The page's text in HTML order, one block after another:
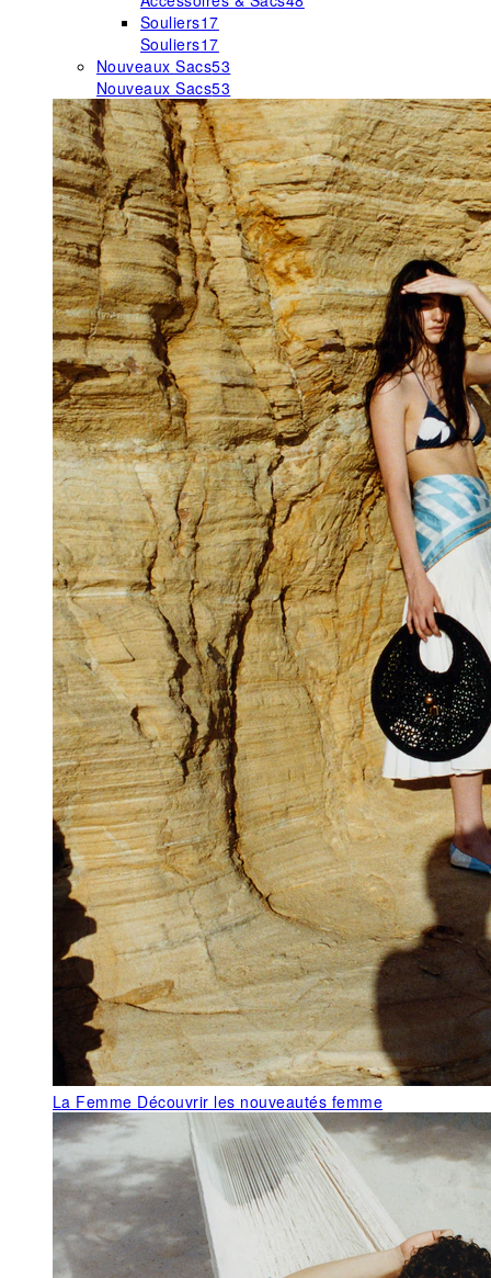
Souliers17
Souliers17
Nouveaux Sacs53
Nouveaux Sacs53
La Femme Découvrir les nouveautés femme